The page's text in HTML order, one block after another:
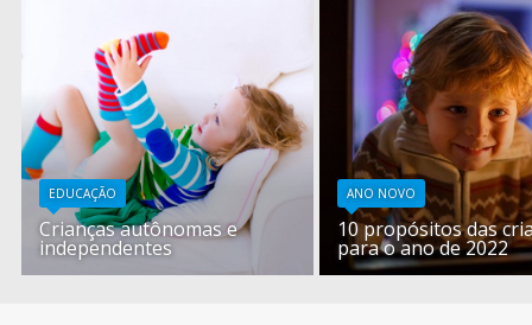
EDUCAÇÃO
Crianças autônomas e
independentes
ANO NOVO
10 propósitos das
para o ano de 2022